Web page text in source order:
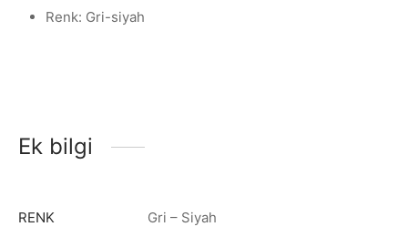
Renk: Gri-siyah
Ek bilgi
RENK Gri – Siyah